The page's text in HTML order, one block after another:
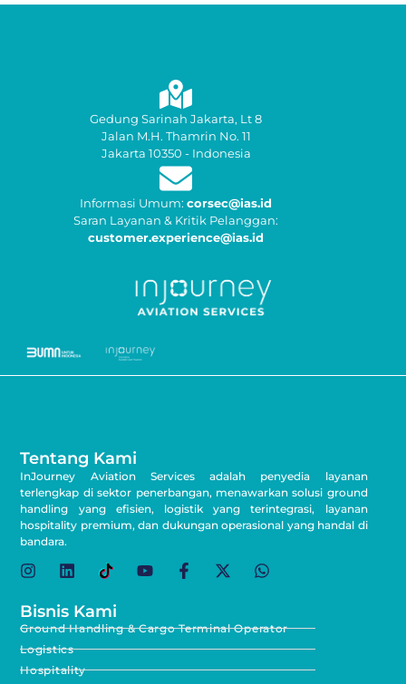
Gedung Sarinah Jakarta, Lt 8
Jalan M.H. Thamrin No. 11
Jakarta 10350 - Indonesia
Informasi Umum:corsec@ias.id
Saran Layanan & Kritik Pelanggan:
customer.experience@ias.id
Tentang Kami
InJourney Aviation Services adalah penyedia layanan
terlengkap di sektor penerbangan, menawarkan solusi ground
handling yang efisien, logistik yang terintegrasi, layanan
hospitality premium, dan dukungan operasional yang handal di
bandara.
Bisnis Kami
Ground Handling & Cargo Terminal Operator
Logistics
Hospitality